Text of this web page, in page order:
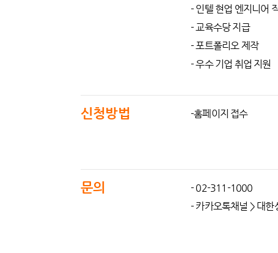
- 인텔 현업 엔지니어
- 교육수당 지급
- 포트폴리오 제작
- 우수 기업 취업 지원
신청방법 -홈페이지 접수
문의
- 02-311-1000
- 카카오톡채널 > 대한